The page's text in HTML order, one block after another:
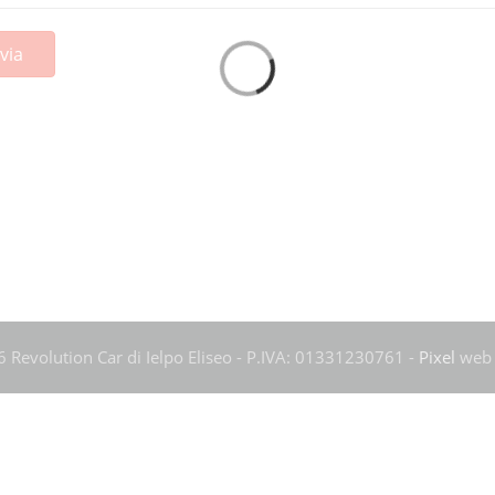
Revolution Car di Ielpo Eliseo - P.IVA: 01331230761 - Pixel web